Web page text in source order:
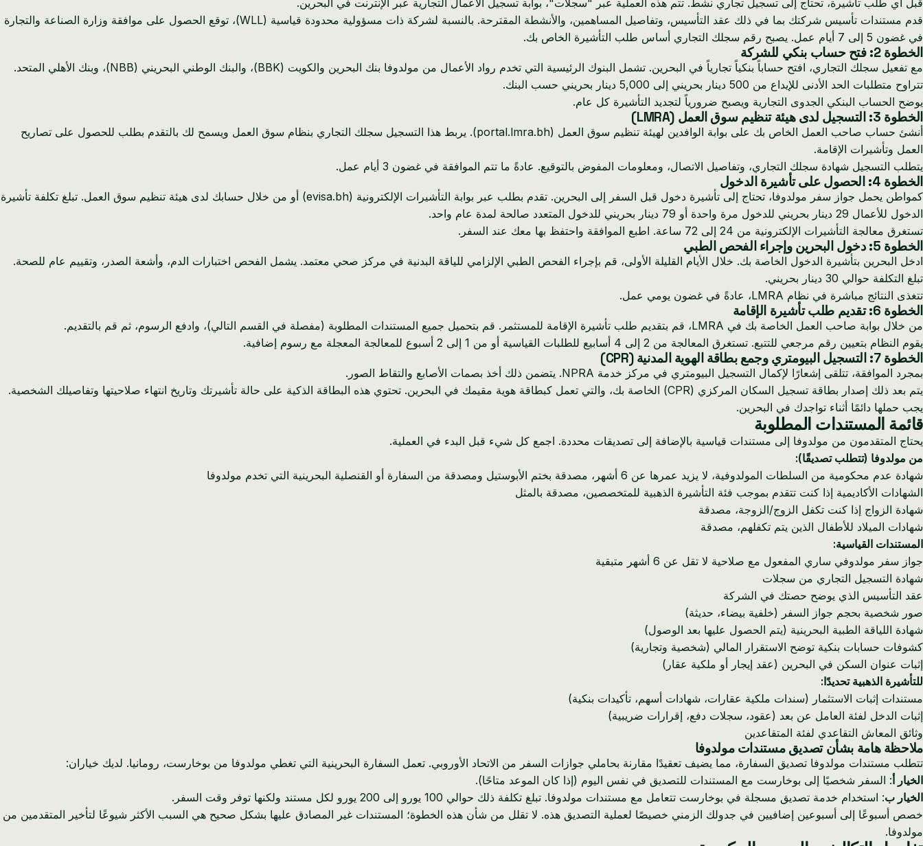
قبل أي طلب تأشيرة، تحتاج إلى تسجيل تجاري نشط. تتم هذه العملية عبر "سجلات"، بوابة تسجيل الأعمال التجارية عبر الإنترنت في البحرين.
قدم مستندات تأسيس شركتك بما في ذلك عقد التأسيس، وتفاصيل المساهمين، والأنشطة المقترحة. بالنسبة لشركة ذات مسؤولية محدودة قياسية (WLL)، توقع الحصول على موافقة وزارة الصناعة والتجارة
في غضون 5 إلى 7 أيام عمل. يصبح رقم سجلك التجاري أساس طلب التأشيرة الخاص بك.
الخطوة 2: فتح حساب بنكي للشركة
مع تفعيل سجلك التجاري، افتح حساباً بنكياً تجارياً في البحرين. تشمل البنوك الرئيسية التي تخدم رواد الأعمال من مولدوفا بنك البحرين والكويت (BBK)، والبنك الوطني البحريني (NBB)، وبنك الأهلي المتحد.
تتراوح متطلبات الحد الأدنى للإيداع من 500 دينار بحريني إلى 5,000 دينار بحريني حسب البنك.
يوضح الحساب البنكي الجدوى التجارية ويصبح ضرورياً لتجديد التأشيرة كل عام.
الخطوة 3: التسجيل لدى هيئة تنظيم سوق العمل (LMRA)
أنشئ حساب صاحب العمل الخاص بك على بوابة الوافدين لهيئة تنظيم سوق العمل (portal.lmra.bh). يربط هذا التسجيل سجلك التجاري بنظام سوق العمل ويسمح لك بالتقدم بطلب للحصول على تصاريح
العمل وتأشيرات الإقامة.
يتطلب التسجيل شهادة سجلك التجاري، وتفاصيل الاتصال، ومعلومات المفوض بالتوقيع. عادةً ما تتم الموافقة في غضون 3 أيام عمل.
الخطوة 4: الحصول على تأشيرة الدخول
كمواطن يحمل جواز سفر مولدوفا، تحتاج إلى تأشيرة دخول قبل السفر إلى البحرين. تقدم بطلب عبر بوابة التأشيرات الإلكترونية (evisa.bh) أو من خلال حسابك لدى هيئة تنظيم سوق العمل. تبلغ تكلفة تأشيرة
الدخول للأعمال 29 دينار بحريني للدخول مرة واحدة أو 79 دينار بحريني للدخول المتعدد صالحة لمدة عام واحد.
تستغرق معالجة التأشيرات الإلكترونية من 24 إلى 72 ساعة. اطبع الموافقة واحتفظ بها معك عند السفر.
الخطوة 5: دخول البحرين وإجراء الفحص الطبي
ادخل البحرين بتأشيرة الدخول الخاصة بك. خلال الأيام القليلة الأولى، قم بإجراء الفحص الطبي الإلزامي للياقة البدنية في مركز صحي معتمد. يشمل الفحص اختبارات الدم، وأشعة الصدر، وتقييم عام للصحة.
تبلغ التكلفة حوالي 30 دينار بحريني.
تتغذى النتائج مباشرة في نظام LMRA، عادةً في غضون يومي عمل.
الخطوة 6: تقديم طلب تأشيرة الإقامة
من خلال بوابة صاحب العمل الخاصة بك في LMRA، قم بتقديم طلب تأشيرة الإقامة للمستثمر. قم بتحميل جميع المستندات المطلوبة (مفصلة في القسم التالي)، وادفع الرسوم، ثم قم بالتقديم.
يقوم النظام بتعيين رقم مرجعي للتتبع. تستغرق المعالجة من 2 إلى 4 أسابيع للطلبات القياسية أو من 1 إلى 2 أسبوع للمعالجة المعجلة مع رسوم إضافية.
الخطوة 7: التسجيل البيومتري وجمع بطاقة الهوية المدنية (CPR)
بمجرد الموافقة، تتلقى إشعارًا لإكمال التسجيل البيومتري في مركز خدمة NPRA. يتضمن ذلك أخذ بصمات الأصابع والتقاط الصور.
يتم بعد ذلك إصدار بطاقة تسجيل السكان المركزي (CPR) الخاصة بك، والتي تعمل كبطاقة هوية مقيمك في البحرين. تحتوي هذه البطاقة الذكية على حالة تأشيرتك وتاريخ انتهاء صلاحيتها وتفاصيلك الشخصية.
يجب حملها دائمًا أثناء تواجدك في البحرين.
قائمة المستندات المطلوبة
يحتاج المتقدمون من مولدوفا إلى مستندات قياسية بالإضافة إلى تصديقات محددة. اجمع كل شيء قبل البدء في العملية.
من مولدوفا (تتطلب تصديقًا):
شهادة عدم محكومية من السلطات المولدوفية، لا يزيد عمرها عن 6 أشهر، مصدقة بختم الأبوستيل ومصدقة من السفارة أو القنصلية البحرينية التي تخدم مولدوفا
الشهادات الأكاديمية إذا كنت تتقدم بموجب فئة التأشيرة الذهبية للمتخصصين، مصدقة بالمثل
شهادة الزواج إذا كنت تكفل الزوج/الزوجة، مصدقة
شهادات الميلاد للأطفال الذين يتم تكفلهم، مصدقة
المستندات القياسية:
جواز سفر مولدوفي ساري المفعول مع صلاحية لا تقل عن 6 أشهر متبقية
شهادة التسجيل التجاري من سجلات
عقد التأسيس الذي يوضح حصتك في الشركة
صور شخصية بحجم جواز السفر (خلفية بيضاء، حديثة)
شهادة اللياقة الطبية البحرينية (يتم الحصول عليها بعد الوصول)
كشوفات حسابات بنكية توضح الاستقرار المالي (شخصية وتجارية)
إثبات عنوان السكن في البحرين (عقد إيجار أو ملكية عقار)
للتأشيرة الذهبية تحديدًا:
مستندات إثبات الاستثمار (سندات ملكية عقارات، شهادات أسهم، تأكيدات بنكية)
إثبات الدخل لفئة العامل عن بعد (عقود، سجلات دفع، إقرارات ضريبية)
وثائق المعاش التقاعدي لفئة المتقاعدين
ملاحظة هامة بشأن تصديق مستندات مولدوفا
تتطلب مستندات مولدوفا تصديق السفارة، مما يضيف تعقيدًا مقارنة بحاملي جوازات السفر من الاتحاد الأوروبي. تعمل السفارة البحرينية التي تغطي مولدوفا من بوخارست، رومانيا. لديك خياران:
الخيار أ: السفر شخصيًا إلى بوخارست مع المستندات للتصديق في نفس اليوم (إذا كان الموعد متاحًا).
الخيار ب: استخدام خدمة تصديق مسجلة في بوخارست تتعامل مع مستندات مولدوفا. تبلغ تكلفة ذلك حوالي 100 يورو إلى 200 يورو لكل مستند ولكنها توفر وقت السفر.
خصص أسبوعًا إلى أسبوعين إضافيين في جدولك الزمني خصيصًا لعملية التصديق هذه. لا تقلل من شأن هذه الخطوة؛ المستندات غير المصادق عليها بشكل صحيح هي السبب الأكثر شيوعًا لتأخير المتقدمين من
مولدوفا.